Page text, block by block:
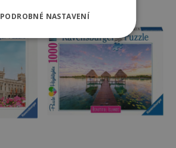
PODROBNÉ NASTAVENÍ